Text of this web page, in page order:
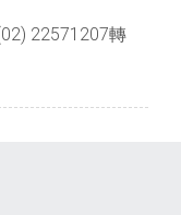
22571207轉